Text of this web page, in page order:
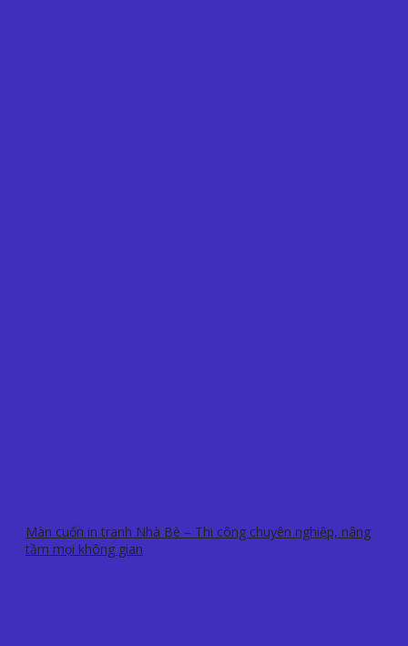
Màn cuốn in tranh Nhà Bè – Thi công chuyên nghiệp, nâng
tầm mọi không gian